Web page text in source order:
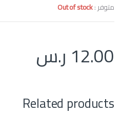
متوفر :Out of stock
12.00 ر.س
Related products